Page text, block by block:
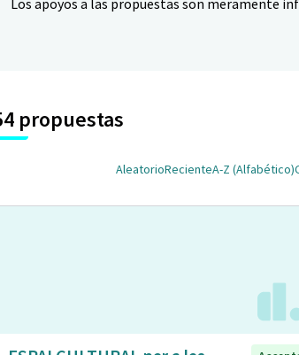
Los apoyos a las propuestas son meramente
propuestas
AleatorioRecienteA-Z (Alfabético)